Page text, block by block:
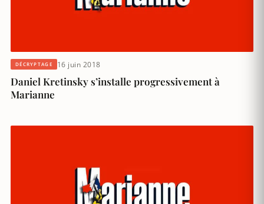
DÉCRYPTAGE 16 juin 2018
Daniel Kretinsky s’installe progressivement à
Marianne